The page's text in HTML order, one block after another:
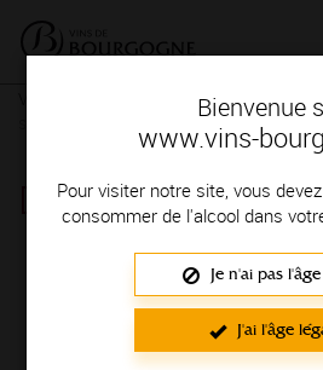
Bienvenue
www.vins-
Pour visiter notre site, vous
consommer de l'alcool dans
Je n'ai pas
J'ai l'âge
Femmes et
DOMAINE